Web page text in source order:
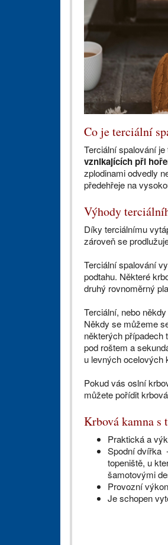
Ilustrační foto:
Co je terciální
Terciální spalování
vznikajících při
zplodinami odvedly
předehřeje na
Výhody
Díky terciálnímu
zároveň se
Terciální spalování
podtahu. Některé
druhý rovnoměrný
Terciální, nebo
Někdy se můžeme
některých případech
pod roštem a
u levných ocelových
Pokud vás oslní
můžete pořídit
Krbová kamna s
Praktická a
Spodní dvířka
topeniště, u
šamotovými
Provozní
Je schopen